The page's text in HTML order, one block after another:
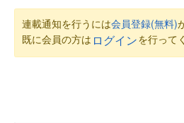
連載通知を行うには会員登録(無料)
既に会員の方は ログインを行って